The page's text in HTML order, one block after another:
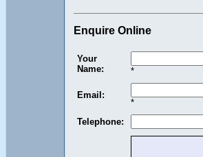
Enquire Online
Your
Name:
*
Email:
*
Telephone: